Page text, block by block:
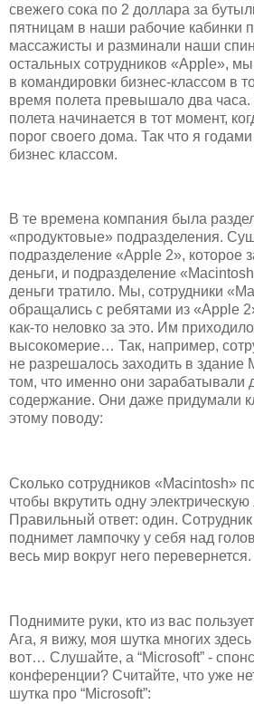
свежего сока по 2 доллара за
пятницам в наши рабочие кабинки
массажисты и разминали наши
остальных сотрудников «Apple»,
в командировки бизнес-классом в
время полета превышало два
полета начинается в тот момент,
порог своего дома. Так что я
бизнес классом.
В те времена компания была
«продуктовые» подразделения.
подразделение «Apple 2», которое
деньги, и подразделение
деньги тратило. Мы, сотрудники
обращались с ребятами из «Apple
как-то неловко за это. Им
высокомерие… Так, например,
не разрешалось заходить в здание
том, что именно они зарабатывали
содержание. Они даже придумали
этому поводу:
Сколько сотрудников «Macintosh»
чтобы вкрутить одну
Правильный ответ: один.
поднимет лампочку у себя над
весь мир вокруг него перевернется.
Поднимите руки, кто из вас
Ага, я вижу, моя шутка многих
вот… Слушайте, а “Microsoft” -
конференции? Считайте, что уже
шутка про “Microsoft”: